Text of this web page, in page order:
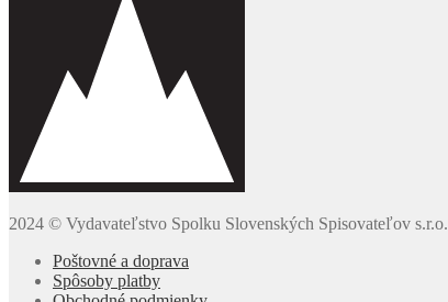
2024 © Vydavateľstvo Spolku Slovenských Spisovateľov s.r.o.
Poštovné a doprava
Spôsoby platby